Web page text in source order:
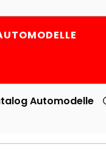
Automodelle